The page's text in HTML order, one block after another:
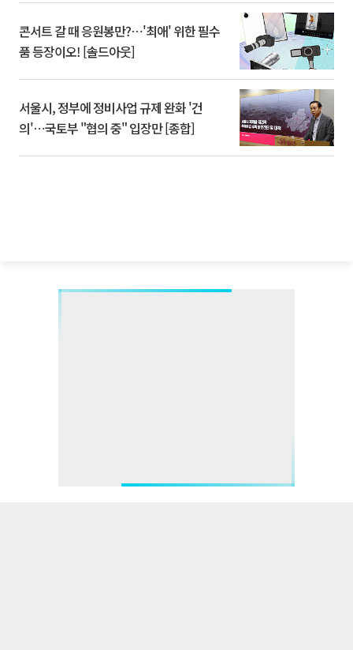
콘서트 갈 때 응원봉만?⋯'최애' 위한 필수
품 등장이오! [솔드아웃]
서울시, 정부에 정비사업 규제 완화 '건
의'⋯국토부 "협의 중" 입장만 [종합]